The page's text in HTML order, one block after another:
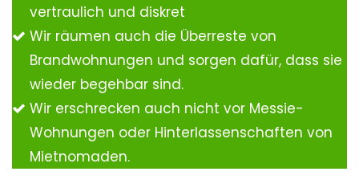
vertraulich und diskret
Wir räumen auch die Überreste von
Brandwohnungen und sorgen dafür, dass sie
wieder begehbar sind.
Wir erschrecken auch nicht vor Messie-
Wohnungen oder Hinterlassenschaften von
Mietnomaden.